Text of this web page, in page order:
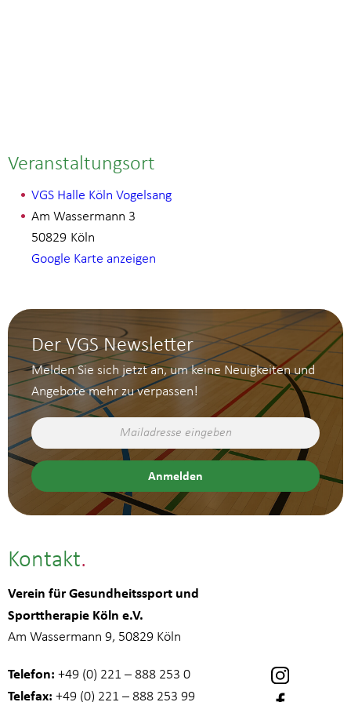
Veranstaltungsort
VGS Halle Köln Vogelsang
Am Wassermann 3
Köln
50829
Google Karte anzeigen
Der VGS Newsletter
Melden Sie sich jetzt an, um keine Neuigkeiten und
Angebote mehr zu verpassen!
Kontakt
Verein für Gesundheitssport und
Sporttherapie Köln e.V.
Am Wassermann 9, 50829 Köln
Telefon: +49 (0) 221 – 888 253 0
Telefax: +49 (0) 221 – 888 253 99